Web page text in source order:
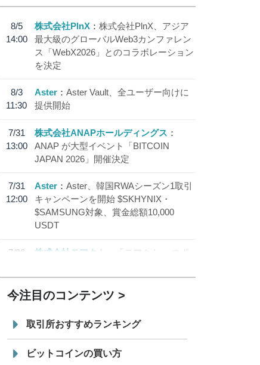
8/5
14:00
株式会社PlnX
株式会社PlnX、アジア
最大級のグローバルWeb3カンファレン
ス「WebX2026」とのコラボレーション
を決定
8/3
11:30
Aster
Aster Vault、全ユーザー向けに
提供開始
7/31
13:00
株式会社ANAPホールディングス
ANAP が大型イベント「BITCOIN
JAPAN 2026」開催決定
7/31
12:00
Aster
Aster、韓国RWAシーズン1取引
キャンペーンを開始 $SKHYNIX・
$SAMSUNG対象、賞金総額10,000
USDT
7/30
株式会社モアクト
「モアクト」 のポ
「 JPYC」を追加
19:30
てステーブルコイン「JPYSC」徹底解
説セミナーを開催
今注目のコンテンツ
取引所おすすめランキング
ビットコインの買い方